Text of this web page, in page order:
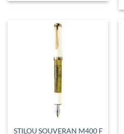
STILOU SOUVERAN M400 F